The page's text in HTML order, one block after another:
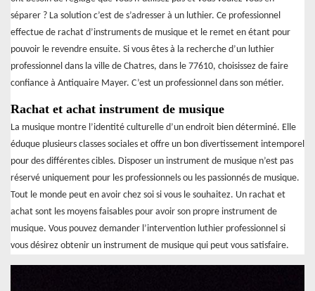
séparer ? La solution c’est de s’adresser à un luthier. Ce professionnel
effectue de rachat d’instruments de musique et le remet en étant pour
pouvoir le revendre ensuite. Si vous êtes à la recherche d’un luthier
professionnel dans la ville de Chatres, dans le 77610, choisissez de faire
confiance à Antiquaire Mayer. C’est un professionnel dans son métier.
Rachat et achat instrument de musique
La musique montre l’identité culturelle d’un endroit bien déterminé. Elle
éduque plusieurs classes sociales et offre un bon divertissement intemporel
pour des différentes cibles. Disposer un instrument de musique n’est pas
réservé uniquement pour les professionnels ou les passionnés de musique.
Tout le monde peut en avoir chez soi si vous le souhaitez. Un rachat et
achat sont les moyens faisables pour avoir son propre instrument de
musique. Vous pouvez demander l’intervention luthier professionnel si
vous désirez obtenir un instrument de musique qui peut vous satisfaire.